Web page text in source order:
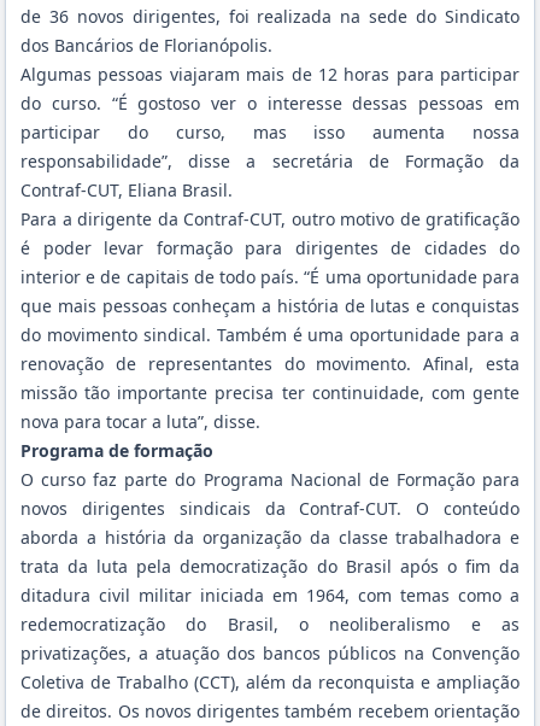
de 36 novos dirigentes, foi realizada na sede do Sindicato
dos Bancários de Florianópolis.
Algumas pessoas viajaram mais de 12 horas para participar
do curso. “É gostoso ver o interesse dessas pessoas em
participar do curso, mas isso aumenta nossa
responsabilidade”, disse a secretária de Formação da
Contraf-CUT, Eliana Brasil.
Para a dirigente da Contraf-CUT, outro motivo de gratificação
é poder levar formação para dirigentes de cidades do
interior e de capitais de todo país. “É uma oportunidade para
que mais pessoas conheçam a história de lutas e conquistas
do movimento sindical. Também é uma oportunidade para a
renovação de representantes do movimento. Afinal, esta
missão tão importante precisa ter continuidade, com gente
nova para tocar a luta”, disse.
Programa de formação
O curso faz parte do Programa Nacional de Formação para
novos dirigentes sindicais da Contraf-CUT. O conteúdo
aborda a história da organização da classe trabalhadora e
trata da luta pela democratização do Brasil após o fim da
ditadura civil militar iniciada em 1964, com temas como a
redemocratização do Brasil, o neoliberalismo e as
privatizações, a atuação dos bancos públicos na Convenção
Coletiva de Trabalho (CCT), além da reconquista e ampliação
de direitos. Os novos dirigentes também recebem orientação